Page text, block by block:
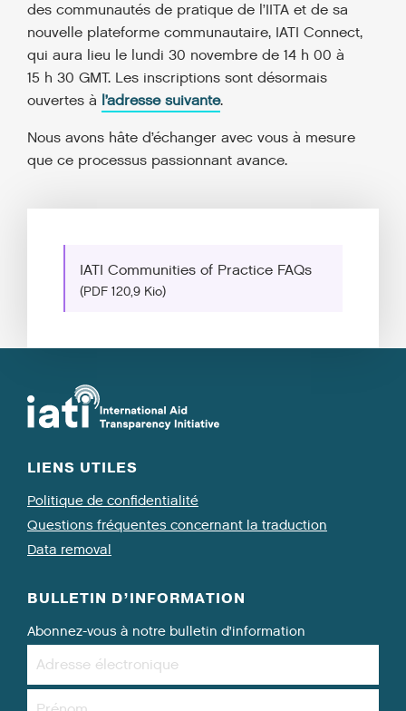
des communautés de pratique de l’IITA et de sa
nouvelle plateforme communautaire, IATI Connect,
qui aura lieu le lundi 30 novembre de 14 h 00 à
15 h 30 GMT. Les inscriptions sont désormais
ouvertes à l’adresse suivante.
Nous avons hâte d’échanger avec vous à mesure
que ce processus passionnant avance.
IATI Communities of Practice FAQs
(PDF 120,9 Kio)
LIENS UTILES
Politique de confidentialité
Questions fréquentes concernant la traduction
Data removal
BULLETIN D’INFORMATION
Abonnez-vous à notre bulletin d’information